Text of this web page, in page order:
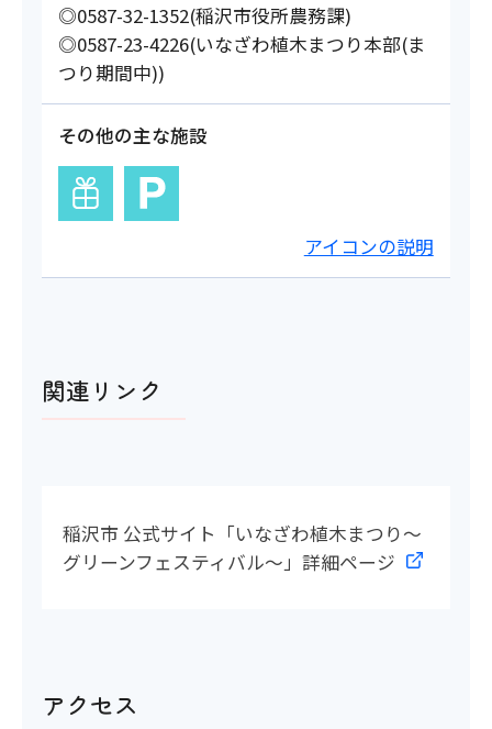
◎0587-32-1352(稲沢市役所農務課)
◎0587-23-4226(いなざわ植木まつり本部(ま
つり期間中))
その他の主な施設
アイコンの説明
関連リンク
稲沢市 公式サイト「いなざわ植木まつり～
グリーンフェスティバル～」詳細ページ
アクセス